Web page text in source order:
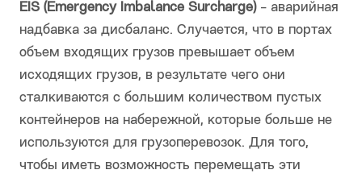
EIS (Emergency Imbalance Surcharge)- аварийная
надбавка за дисбаланс. Случается, что в портах
объем входящих грузов превышает объем
исходящих грузов, в результате чего они
сталкиваются с большим количеством пустых
контейнеров на набережной, которые больше не
используются для грузоперевозок. Для того,
чтобы иметь возможность перемещать эти